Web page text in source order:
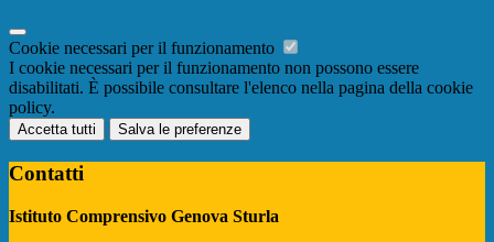
Cookie necessari per il funzionamento
I cookie necessari per il funzionamento non possono essere
disabilitati. È possibile consultare l'elenco nella pagina della cookie
policy.
Accetta tutti Salva le preferenze
Contatti
Istituto Comprensivo Genova Sturla